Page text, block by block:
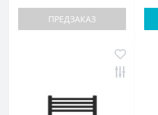
ПРЕДЗАКАЗ